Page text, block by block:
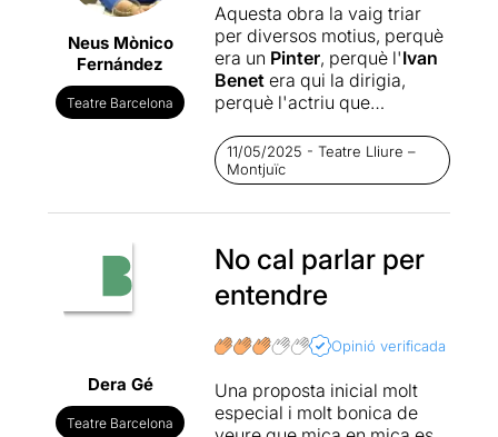
Neus Mònico
Fernández
Teatre Barcelona
Aquesta obra la vaig triar
per diversos motius, perquè
era un Pinter, perquè l'Ivan
Benetera qui la dirigia,
perquè l'actriu que
era laMireia Aixalà , perquè
la pel·lícula
(1990), protagonitzada per
Robert De NiroiRobin
llibre homònim d’Oliver
(un clàssic de la
literatura mèdica), em va
la recomano perquè és
posada en escena
combinava música, dansa i
11/05/2025 - Teatre Lliure –
Montjuïc
Dera Gé
Teatre Barcelona
No cal parlar per
entendre
Opinió verificada
Una proposta inicial molt
especial i molt bonica de